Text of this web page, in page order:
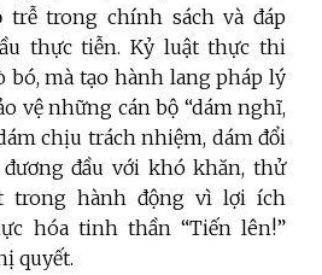
trễ trong chính sách và đáp
thực tiễn. Kỷ luật thực thi
bó, mà tạo hành lang pháp lý
vệ những cán bộ “dám nghĩ,
chịu trách nhiệm, dám đổi
đầu với khó khăn, thử
trong hành động vì lợi ích
hóa tinh thần “Tiến lên!”
quyết.